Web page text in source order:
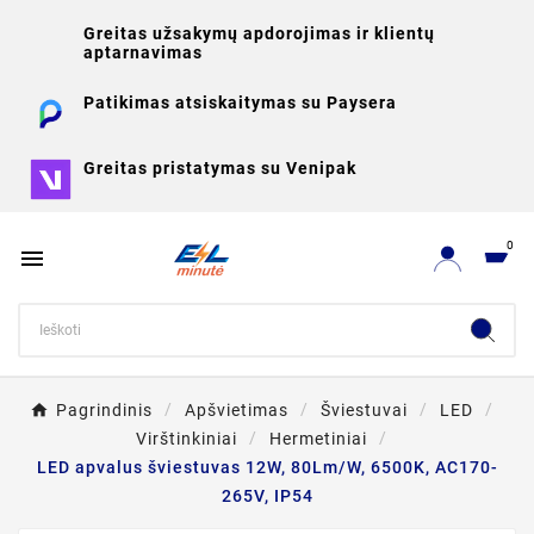
Greitas užsakymų apdorojimas ir klientų
aptarnavimas
Patikimas atsiskaitymas su Paysera
Greitas pristatymas su Venipak
 0
Pagrindinis Apšvietimas Šviestuvai
LED
Virštinkiniai
Hermetiniai
LED apvalus šviestuvas 12W, 80Lm/W, 6500K, AC170-
265V, IP54